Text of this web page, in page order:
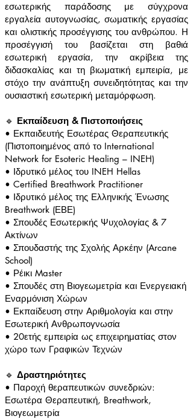
εσωτερικής παράδοσης με σύγχρονα
εργαλεία αυτογνωσίας, σωματικής εργασίας
και ολιστικής προσέγγισης του ανθρώπου. Η
προσέγγισή του βασίζεται στη βαθιά
εσωτερική εργασία, την ακρίβεια της
διδασκαλίας και τη βιωματική εμπειρία, με
στόχο την ανάπτυξη συνειδητότητας και την
ουσιαστική εσωτερική μεταμόρφωση.
🔹 Εκπαίδευση & Πιστοποιήσεις
• Εκπαιδευτής Εσωτέρας Θεραπευτικής
(Πιστοποιημένος από το International
Network for Esoteric Healing – INEH)
• Ιδρυτικό μέλος του INEH Hellas
• Certified Breathwork Practitioner
• Ιδρυτικό μέλος της Ελληνικής Ένωσης
Breathwork (ΕΒΕ)
• Σπουδές Εσωτερικής Ψυχολογίας & 7
Ακτίνων
• Σπουδαστής της Σχολής Αρκέην (Arcane
School)
• Ρέικι Master
• Σπουδές στη Βιογεωμετρία και Ενεργειακή
Εναρμόνιση Χώρων
• Εκπαίδευση στην Αριθμολογία και στην
Εσωτερική Ανθρωπογνωσία
• 20ετής εμπειρία ως επιχειρηματίας στον
χώρο των Γραφικών Τεχνών
🔹 Δραστηριότητες
• Παροχή θεραπευτικών συνεδριών:
Εσωτέρα Θεραπευτική, Breathwork,
Βιογεωμετρία